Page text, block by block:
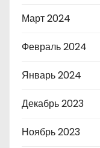
Март 2024
Февраль 2024
Январь 2024
Декабрь 2023
Ноябрь 2023